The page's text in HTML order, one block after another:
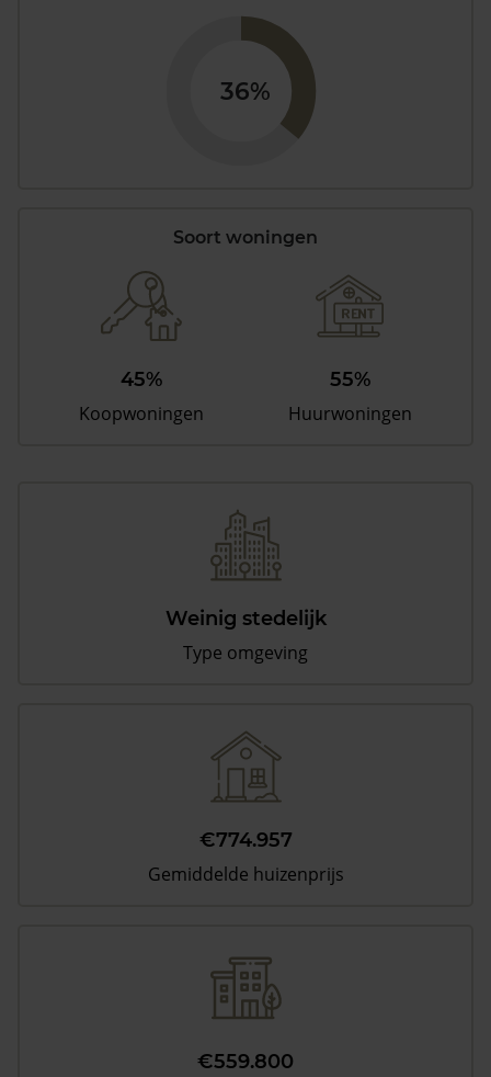
36%
Soort woningen
45%
Koopwoningen
55%
Huurwoningen
Weinig stedelijk
Type omgeving
€774.957
Gemiddelde huizenprijs
€559.800